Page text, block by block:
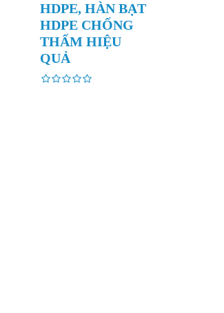
HDPE, HÀN BẠT
HDPE CHỐNG
THẤM HIỆU
QUẢ